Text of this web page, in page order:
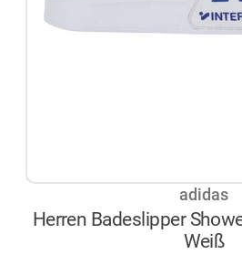
adidas
Herren Badeslipper
Weiß